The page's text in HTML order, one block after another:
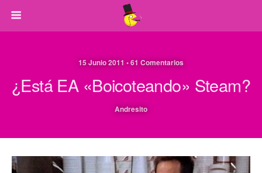
15 Junio 2011 • 61 Comentarios
¿Está EA «boicoteando» Steam?
Andresito